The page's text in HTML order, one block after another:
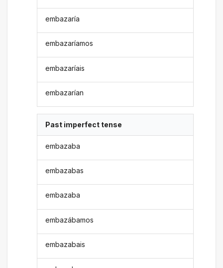
embazaría
embazaríamos
embazaríais
embazarían
Past imperfect tense
embazaba
embazabas
embazaba
embazábamos
embazabais